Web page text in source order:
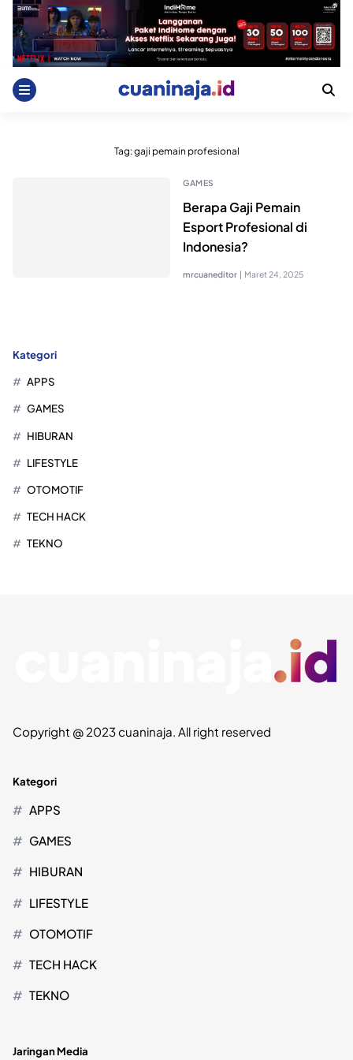
Skip
content
Tag:gaji pemain profesional
GAMES
Berapa Gaji Pemain
Esport Profesional di
Indonesia?
mrcuaneditor | Maret 24, 2025
Kategori
APPS
GAMES
HIBURAN
LIFESTYLE
OTOMOTIF
TECH HACK
TEKNO
Copyright @ 2023 cuaninaja. All right reserved
Kategori
APPS
GAMES
HIBURAN
LIFESTYLE
OTOMOTIF
TECH HACK
TEKNO
Jaringan Media